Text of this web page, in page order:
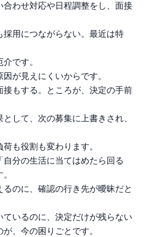
わせ対応や日程調整をし、面接
用につながらない。最近は特
です。
が見えにくいからです。
もする。ところが、決定の手前
して、次の募集に上書きされ、
も役割も変わります。
分の生活に当てはめたら回る
のに、確認の行き先が曖昧だと
いるのに、決定だけが残らない
、今の困りごとです。